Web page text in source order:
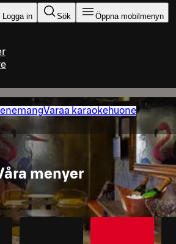
Logga in Sök Öppna mobilmenyn
Varaa karaokehuone
menyer